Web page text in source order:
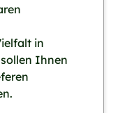
in
Ihnen